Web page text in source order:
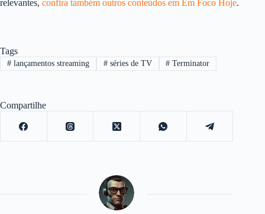
relevantes, confira também outros conteúdos em Em Foco Hoje.
Tags
#lançamentos streaming #séries de TV # Terminator
Compartilhe